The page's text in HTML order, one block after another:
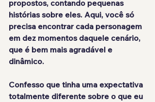
propostos, contando pequenas
histórias sobre eles. Aqui, você só
precisa encontrar cada personagem
em dez momentos daquele cenário,
que é bem mais agradável e
dinâmico.
Confesso que tinha uma expectativa
totalmente diferente sobre o que eu